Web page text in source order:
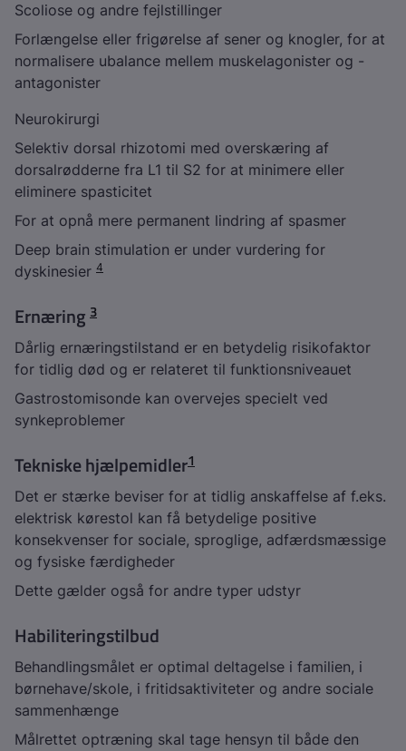
Scoliose og andre fejlstillinger
Forlængelse eller frigørelse af sener og knogler, for at
normalisere ubalance mellem muskelagonister og -
antagonister
Neurokirurgi
Selektiv dorsal rhizotomi med overskæring af
dorsalrødderne fra L1 til S2 for at minimere eller
eliminere spasticitet
For at opnå mere permanent lindring af spasmer
Deep brain stimulation er under vurdering for
dyskinesier 4
Ernæring 3
Dårlig ernæringstilstand er en betydelig risikofaktor
for tidlig død og er relateret til funktionsniveauet
Gastrostomisonde kan overvejes specielt ved
synkeproblemer
Tekniske hjælpemidler1
Det er stærke beviser for at tidlig anskaffelse af f.eks.
elektrisk kørestol kan få betydelige positive
konsekvenser for sociale, sproglige, adfærdsmæssige
og fysiske færdigheder
Dette gælder også for andre typer udstyr
Habiliteringstilbud
Behandlingsmålet er optimal deltagelse i familien, i
børnehave/skole, i fritidsaktiviteter og andre sociale
sammenhænge
Målrettet optræning skal tage hensyn til både den